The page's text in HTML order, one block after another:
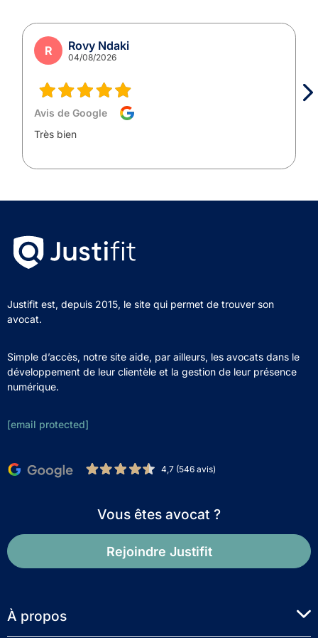
R Rovy Ndaki
04/08/2026
Avis de Google
Très bien
Justifit est, depuis 2015, le site qui permet de trouver son
avocat.
Simple d’accès, notre site aide, par ailleurs, les avocats dans le
développement de leur clientèle et la gestion de leur présence
numérique.
[email protected]
4,7 (546 avis)
Vous êtes avocat ?
Rejoindre Justifit
À propos